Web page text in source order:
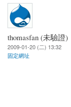
thomasfan (未驗證)
2009-01-20 (二) 13:32
固定網址